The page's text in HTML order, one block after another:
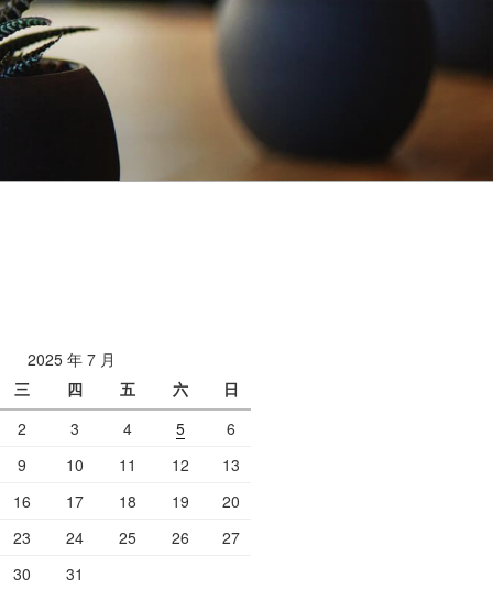
2025 年 7 月
三 四 五 六
日
2 3 4 5
6
9 10 11 12
13
16 17 18 19
20
23 24 25 26
27
30
31